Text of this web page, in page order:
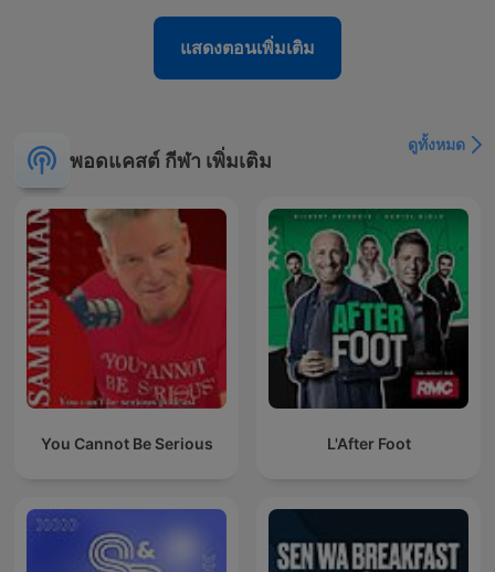
แสดงตอนเพิ่มเติม
พอดแคสต์ กีฬา เพิ่มเติม
ดูทั้งหมด
You Cannot Be Serious L'After Foot